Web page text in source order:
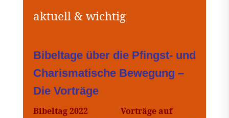
Bibeltage über die Pfingst- und
Charismatische Bewegung –
Die Vorträge
Bibeltag 2022
Vorträge auf